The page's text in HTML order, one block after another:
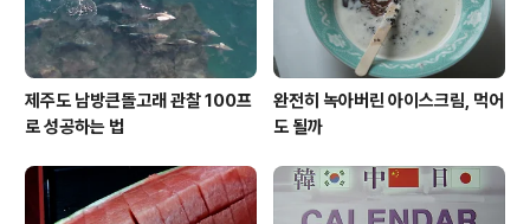
제주도 남방큰돌고래 관찰 100프
로 성공하는 법
완전히 녹아버린 아이스크림, 먹어
도 될까